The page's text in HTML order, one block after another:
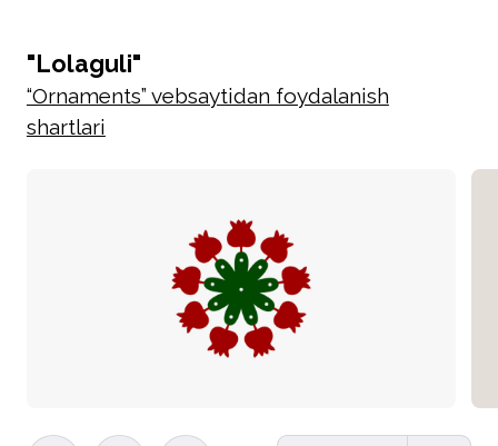
"Lolaguli"
“Ornaments” vebsaytidan foydalanish
shartlari